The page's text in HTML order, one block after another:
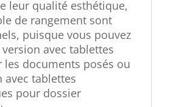
leur qualité esthétique,
de rangement sont
puisque vous pouvez
avec tablettes
les documents posés ou
avec tablettes
pour dossier